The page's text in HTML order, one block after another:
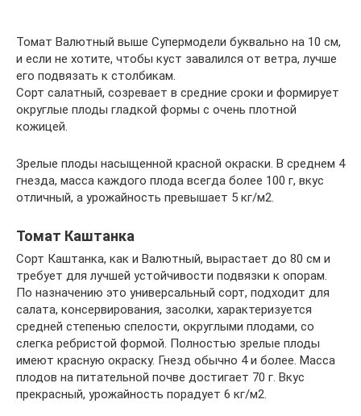
Томат Валютный выше Супермодели буквально на 10 см,
и если не хотите, чтобы куст завалился от ветра, лучше
его подвязать к столбикам.
Сорт салатный, созревает в средние сроки и формирует
округлые плоды гладкой формы с очень плотной
кожицей.
Зрелые плоды насыщенной красной окраски. В среднем 4
гнезда, масса каждого плода всегда более 100 г, вкус
отличный, а урожайность превышает 5 кг/м2.
Томат Каштанка
Сорт Каштанка, как и Валютный, вырастает до 80 см и
требует для лучшей устойчивости подвязки к опорам.
По назначению это универсальный сорт, подходит для
салата, консервирования, засолки, характеризуется
средней степенью спелости, округлыми плодами, со
слегка ребристой формой. Полностью зрелые плоды
имеют красную окраску. Гнезд обычно 4 и более. Масса
плодов на питательной почве достигает 70 г. Вкус
прекрасный, урожайность порадует 6 кг/м2.